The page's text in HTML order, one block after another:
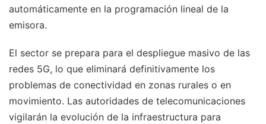
automáticamente en la programación lineal de la
emisora.
El sector se prepara para el despliegue masivo de las
redes 5G, lo que eliminará definitivamente los
problemas de conectividad en zonas rurales o en
movimiento. Las autoridades de telecomunicaciones
vigilarán la evolución de la infraestructura para